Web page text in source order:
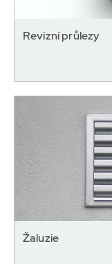
Revizní průlezy
Žaluzie